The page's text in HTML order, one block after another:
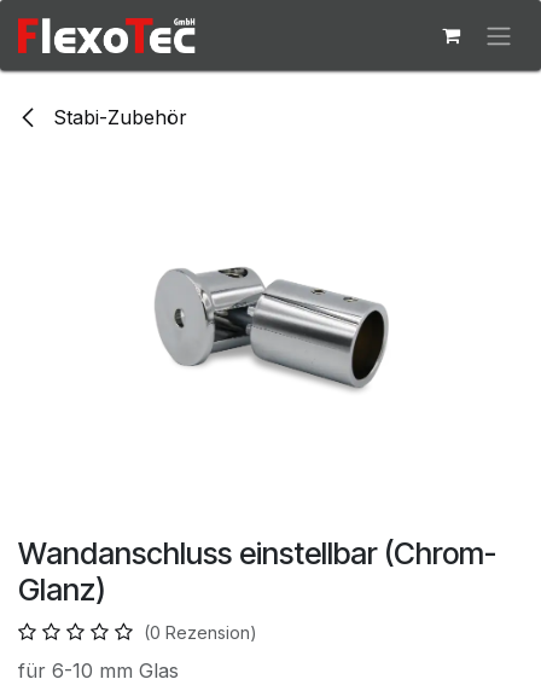
Zum Inhalt springen
Stabi-Zubehör
Wandanschluss einstellbar (Chrom-
Glanz)
(0 Rezension)
für 6-10 mm Glas